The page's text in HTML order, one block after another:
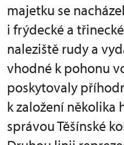
majetku se
i frýdecké a
naleziště rudy a
vhodné k pohonu
poskytovaly
k založení několika
správou Těšínské